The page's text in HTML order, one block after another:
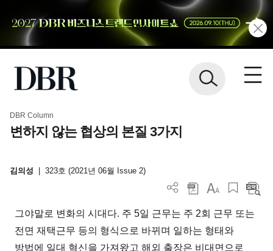
DBR Column
변하지 않는 협상의 본질 3가지
김의성 323호 (2021년 06월 Issue 2)
그야말로 변화의 시대다. 주 5일 근무는 주 2회 근무 또는
전면 재택근무 등의 형식으로 바뀌며 일하는 형태와
방법에 일대 혁신을 가져왔고 해외 출장은 비대면으로